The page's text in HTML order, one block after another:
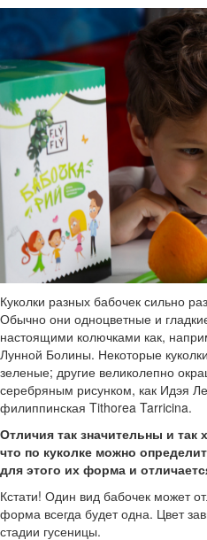
Куколки разных бабочек сильно
Обычно они одноцветные и
настоящими колючками как,
Лунной Болины. Некоторые
зеленые; другие великолепно
серебряным рисунком, как Идэя
филиппинская Tithorea Tarricina.
Отличия так значительны и так
что по куколке можно
для этого их форма и
Кстати! Один вид бабочек может
форма всегда будет одна. Цвет
стадии гусеницы.